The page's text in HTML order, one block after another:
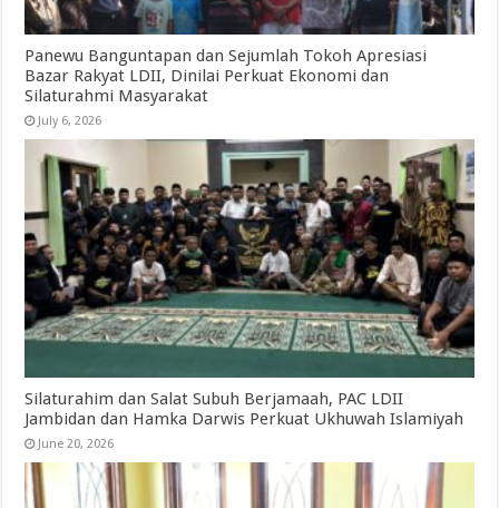
Panewu Banguntapan dan Sejumlah Tokoh Apresiasi
Bazar Rakyat LDII, Dinilai Perkuat Ekonomi dan
Silaturahmi Masyarakat
July 6, 2026
Silaturahim dan Salat Subuh Berjamaah, PAC LDII
Jambidan dan Hamka Darwis Perkuat Ukhuwah Islamiyah
June 20, 2026